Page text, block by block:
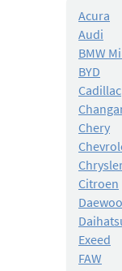
Acura
Audi
BMW
BYD
Cadillac
Chery
Citroen
Daewoo
Exeed
FAW